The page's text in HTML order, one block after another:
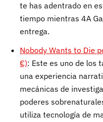
te has adentrado en
tiempo mientras 4A
entrega.
Nobody Wants to Die
€): Este es uno de los
una experiencia
mecánicas de
poderes
utiliza tecnología de